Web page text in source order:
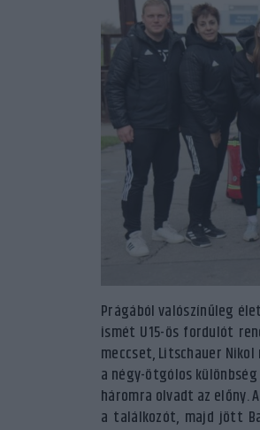
Prágából valószínűleg
ismét U15-ös fordulót
meccset, Litschauer
a négy-ötgólos
háromra olvadt az előny.
a találkozót, majd jött